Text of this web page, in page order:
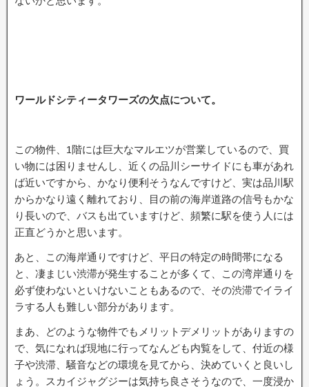
ワールドシティータワーズの欠点について。
この物件、1階には巨大なマルエツが営業しているので、買
い物には困りませんし、近くの品川シーサイドにも車があれ
ば近いですから、かなり便利そうなんですけど、実は品川駅
からかなり遠く離れており、目の前の海岸道路の信号もかな
り長いので、バスも出ていますけど、頻繁に駅を使う人には
正直どうかと思います。
あと、この海岸通りですけど、平日の特定の時間帯になる
と、凄まじい渋滞が発生することが多くて、この湾岸通りを
必ず使わないといけないこともあるので、その渋滞でイライ
ラする人も難しい部分があります。
まあ、どのような物件でもメリットデメリットがありますの
で、気になれば現地に行ってなんども内覧をして、付近の様
子や渋滞、騒音などの環境を見てから、決めていくと良いし
ょう。スカイジャグジーは気持ち良さそうなので、一度浸か